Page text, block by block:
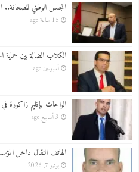
المجلس الوطني للصحافة..
15 ساعة ago
الكلاب الضالة بين حماية
أسبوعين ago
الواحات بإقليم زاكورة
3 أسابيع ago
الهاتف النقال داخل
يونيو 7, 2026